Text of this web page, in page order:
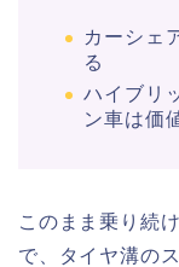
カーシェ
る
ハイブリ
ン車は価
このまま乗り続
で、タイヤ溝の